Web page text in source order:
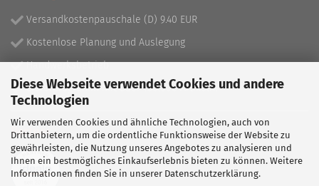
Diese Webseite verwendet Cookies und andere
Technologien
Wir verwenden Cookies und ähnliche Technologien, auch von
Drittanbietern, um die ordentliche Funktionsweise der Website zu
gewährleisten, die Nutzung unseres Angebotes zu analysieren und
Ihnen ein bestmögliches Einkaufserlebnis bieten zu können. Weitere
Informationen finden Sie in unserer Datenschutzerklärung.
Versandkostenpauschale (D) 9.40 EUR
Kostenlose Planung und Auslegung
Handwerksbetrieb
Lieferprogramm mit über 130.000 Artikeln!
Partner